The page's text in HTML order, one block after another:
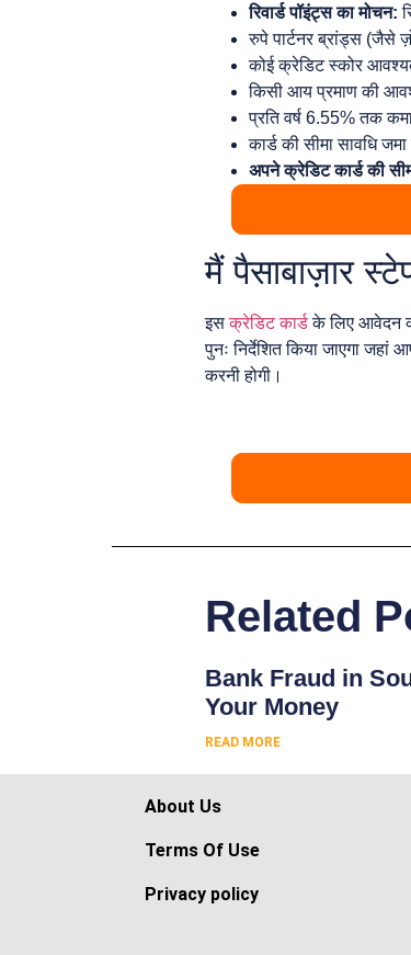
रिवार्ड पॉइंट्स का मोचन:
रुपे पार्टनर ब्रांड्स (जैसे
कोई क्रेडिट स्कोर
किसी आय प्रमाण की
प्रति वर्ष 6.55% तक
कार्ड की सीमा सावधि
अपने क्रेडिट कार्ड की
मैं पैसाबाज़ार
इसक्रेडिट कार्डके लिए आवेदन
पुनः निर्देशित किया जाएगा
करनी होगी।
Related
Bank Fraud in
Your Money
READ MORE
About Us
Terms Of Use
Privacy policy